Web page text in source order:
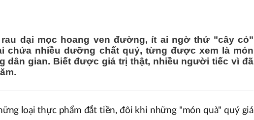
dại mọc hoang ven đường, ít ai ngờ thứ "cây cỏ"
chứa nhiều dưỡng chất quý, từng được xem là món
dân gian. Biết được giá trị thật, nhiều người tiếc vì đã
loại thực phẩm đắt tiền, đôi khi những "món quà" quý giá